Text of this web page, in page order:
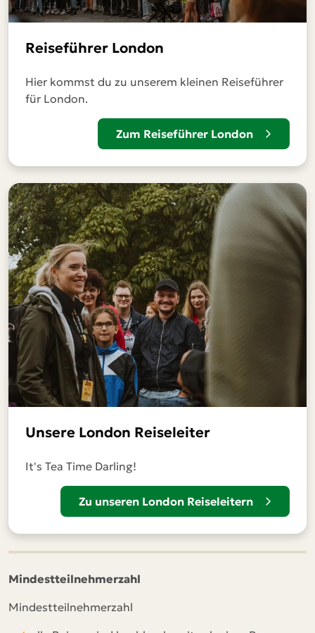
Reiseführer London
Hier kommst du zu unserem kleinen Reiseführer
für London.
Zum Reiseführer London
Unsere London Reiseleiter
It's Tea Time Darling!
Zu unseren London Reiseleitern
Mindestteilnehmerzahl
Mindestteilnehmerzahl